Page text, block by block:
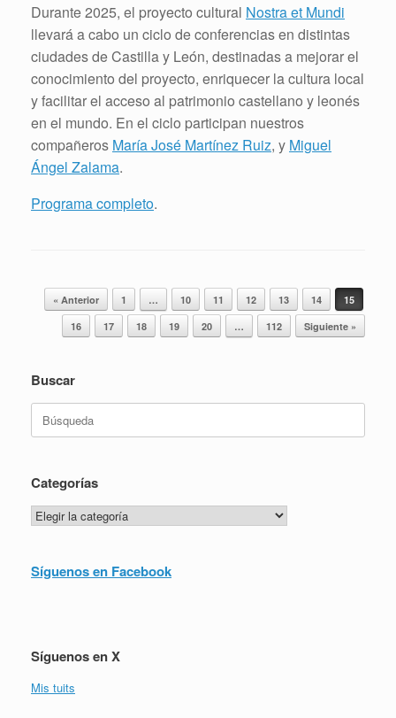
Durante 2025, el proyecto cultural Nostra et Mundi
llevará a cabo un ciclo de conferencias en distintas
ciudades de Castilla y León, destinadas a mejorar el
conocimiento del proyecto, enriquecer la cultura local
y facilitar el acceso al patrimonio castellano y leonés
en el mundo. En el ciclo participan nuestros
compañeros María José Martínez Ruiz, y Miguel
Ángel Zalama.
Programa completo.
Navegador de artículos
« Anterior 1 … 10 11 12 13 14
15
16
17 18 19 20 … 112 Siguiente »
Buscar
Buscar:
Categorías
Categorías
Síguenos en Facebook
Síguenos en X
Mis tuits